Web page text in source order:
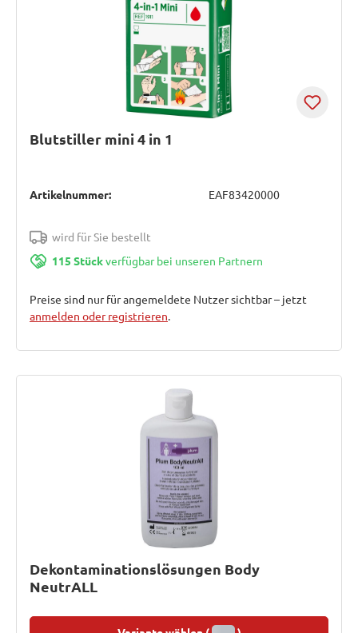
Blutstiller mini 4 in 1
Artikelnummer: EAF83420000
wird für Sie bestellt
115 Stückverfügbar bei unseren Partnern
Preise sind nur für angemeldete Nutzer sichtbar – jetzt
anmelden oder registrieren.
Dekontaminationslösungen Body
NeutrALL